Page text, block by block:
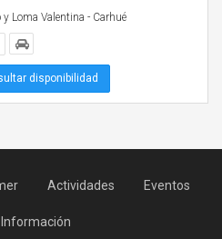
y Loma Valentina - Carhué
disponibilidad
Actividades Eventos
Información